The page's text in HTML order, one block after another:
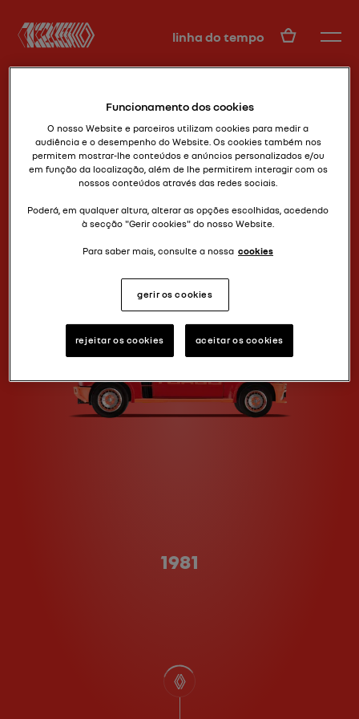
linha do tempo PT
Type A
R5 TURBO
1981
Funcionamento dos cookies
O nosso Website e parceiros utilizam cookies para medir a
audiência e o desempenho do Website. Os cookies também nos
permitem mostrar-lhe conteúdos e anúncios personalizados e/ou
em função da localização, além de lhe permitirem interagir com os
nossos conteúdos através das redes sociais.
Poderá, em qualquer altura, alterar as opções escolhidas, acedendo
à secção "Gerir cookies" do nosso Website.
Para saber mais, consulte a nossa cookies
gerir os cookies
rejeitar os cookies aceitar os cookies